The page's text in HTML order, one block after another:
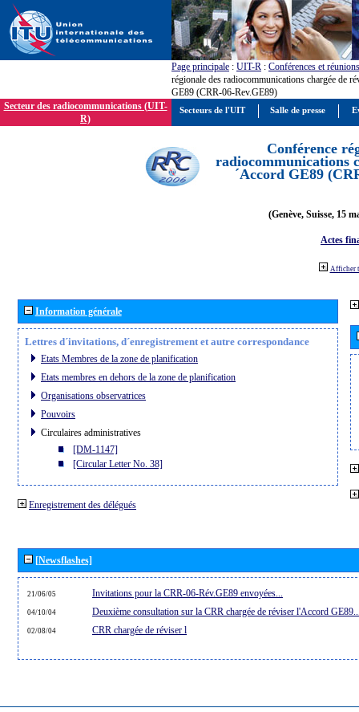
Page principale : UIT-R : Conférences et réunions
régionale des radiocommunications chargée de
GE89 (CRR-06-Rev.GE89)
Secteur des radiocommunications (UIT-
R)
Conférence
radiocommunications
´Accord GE89
(Genève, Suisse, 15
Actes
Afficher
Information générale
Lettres d´invitations, d´enregistrement et autre correspondance
Etats Membres de la zone de planification
Etats membres en dehors de la zone de planification
Organisations observatrices
Pouvoirs
Circulaires administratives
[DM-1147]
[Circular Letter No. 38]
Enregistrement des délégués
[Newsflashes]
21/06/05 Invitations pour la CRR-06-Rév.GE89 envoyées...
04/10/04 Deuxième consultation sur la CRR chargée de réviser l'Accord
02/08/04 CRR chargée de réviser l
Secteurs de l'UIT Salle de presse